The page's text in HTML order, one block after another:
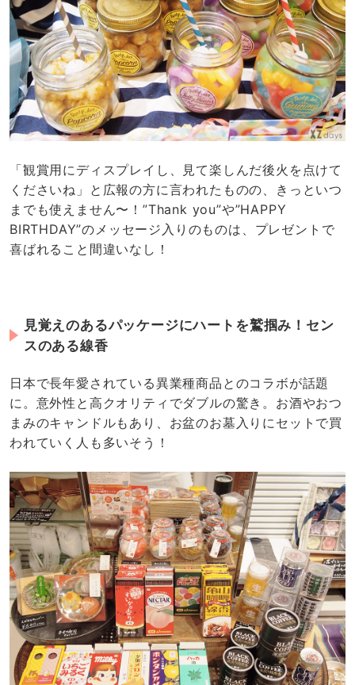
「観賞用にディスプレイし、見て楽しんだ後火を点けて
くださいね」と広報の方に言われたものの、きっといつ
までも使えません〜！”Thank you”や”HAPPY
BIRTHDAY”のメッセージ入りのものは、プレゼントで
喜ばれること間違いなし！
見覚えのあるパッケージにハートを鷲掴み！セン
スのある線香
日本で長年愛されている異業種商品とのコラボが話題
に。意外性と高クオリティでダブルの驚き。お酒やおつ
まみのキャンドルもあり、お盆のお墓入りにセットで買
われていく人も多いそう！